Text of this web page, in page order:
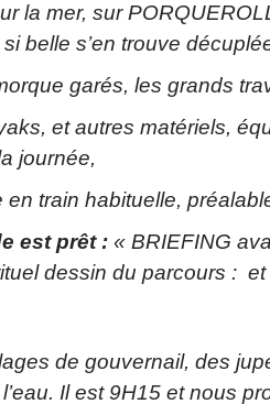
la mer, sur
belle s’en trouve
garés, les grands
et autres matériels,
journée,
train habituelle,
est prêt :« BRIEFING
dessin du parcours : et
de gouvernail, des
Il est 9H15 et nous